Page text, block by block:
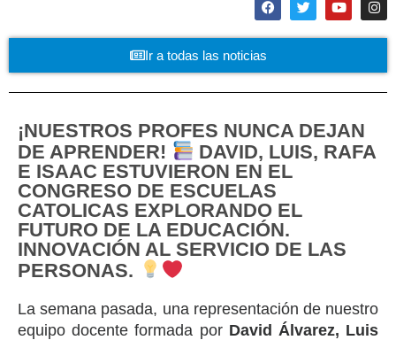
Ir a todas las noticias
¡NUESTROS PROFES NUNCA DEJAN
DE APRENDER!
DAVID, LUIS, RAFA
E ISAAC ESTUVIERON EN EL
CONGRESO DE ESCUELAS
CATOLICAS EXPLORANDO EL
FUTURO DE LA EDUCACIÓN.
INNOVACIÓN AL SERVICIO DE LAS
PERSONAS.
La semana pasada, una representación de nuestro
equipo docente formada por David Álvarez, Luis